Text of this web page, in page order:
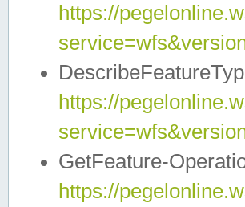
https://
https://
GetFeature-
https://